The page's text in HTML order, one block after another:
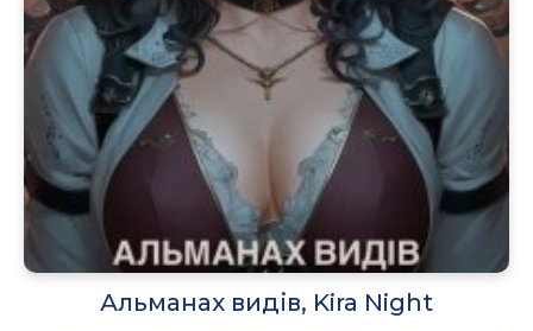
Альманах видів, Kira Night